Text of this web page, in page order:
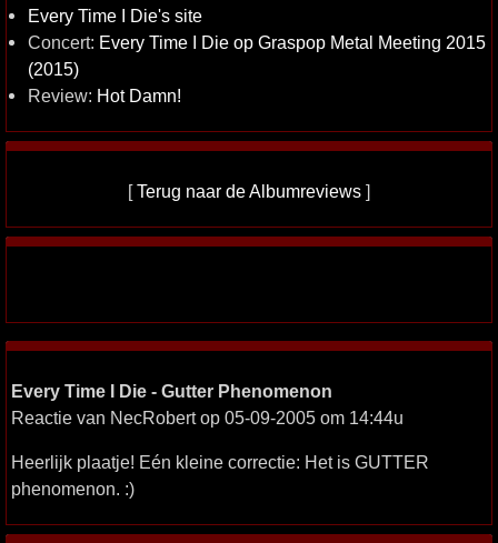
Every Time I Die's site
Concert: Every Time I Die op Graspop Metal Meeting 2015
(2015)
Review: Hot Damn!
[Terug naar de Albumreviews ]
Every Time I Die - Gutter Phenomenon
Reactie van NecRobert op 05-09-2005 om 14:44u
Heerlijk plaatje! Eén kleine correctie: Het is GUTTER
phenomenon. :)